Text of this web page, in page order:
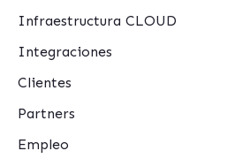
Infraestructura CLOUD
Integraciones
Clientes
Partners
Empleo